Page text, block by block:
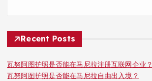
Recent Posts
瓦努阿图护照是否能在马尼拉注册互联网企业？
瓦努阿图护照是否能在马尼拉自由出入境？